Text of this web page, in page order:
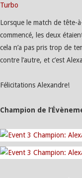
Turbo
Lorsque le match de tête-
commencé, les deux
cela n’a pas pris trop de
contre l’autre, et c’est
Félicitations Alexandre!
Champion de